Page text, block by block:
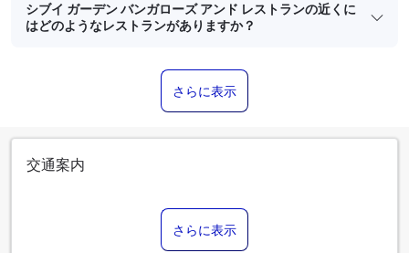
シブイ ガーデン バンガローズ アンド レストランの近くに
はどのようなレストランがありますか？
さらに表示
交通案内
さらに表示